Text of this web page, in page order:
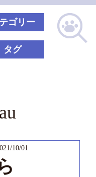
ゴリー
タグ
au
10/01